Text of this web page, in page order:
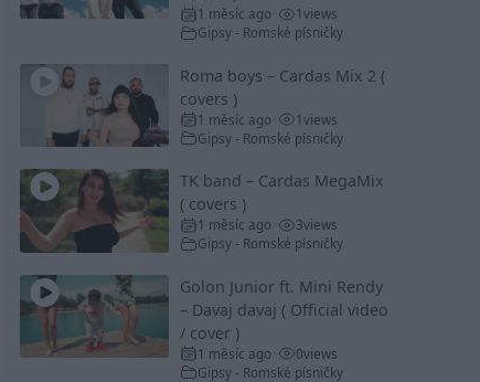
1 měsíc ago 1views
Gipsy - Romské písničky
Roma boys – Cardas Mix 2 (
covers )
1 měsíc ago 1views
Gipsy - Romské písničky
TK band – Cardas MegaMix
( covers )
1 měsíc ago 3views
Gipsy - Romské písničky
Golon Junior ft. Mini Rendy
– Davaj davaj ( Official video
/ cover )
1 měsíc ago 0views
Gipsy - Romské písničky